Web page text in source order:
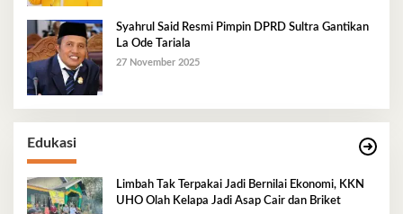
Syahrul Said Resmi Pimpin DPRD Sultra Gantikan
La Ode Tariala
27 November 2025
Edukasi
Limbah Tak Terpakai Jadi Bernilai Ekonomi, KKN
UHO Olah Kelapa Jadi Asap Cair dan Briket